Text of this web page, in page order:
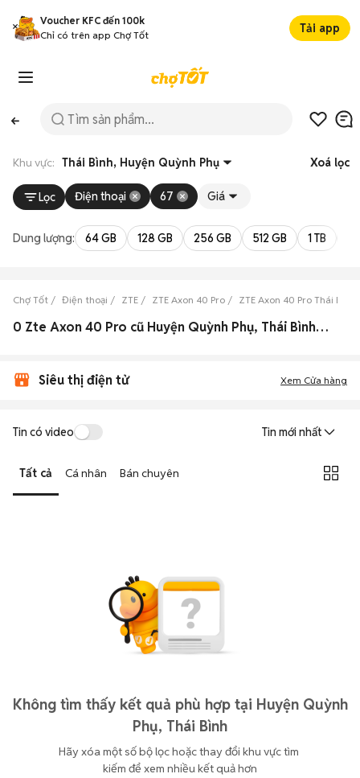
Voucher KFC đến 100k
Chỉ có trên app Chợ Tốt
Tải app
Khu vực: Thái Bình, Huyện Quỳnh Phụ Xoá lọc
Lọc Điện thoại 67 Giá
Dung lượng: 64 GB 128 GB 256 GB 512 GB 1 TB
Chợ Tốt Điện thoại ZTE ZTE Axon 40 Pro ZTE Axon 40 Pro Thái Bình
0 Zte Axon 40 Pro cũ Huyện Quỳnh Phụ, Thái Bình đẹp
Siêu thị điện tử Xem Cửa hàng
Tin có video Tin mới nhất
Tất cả Cá nhân Bán chuyên
Không tìm thấy kết quả phù hợp tại Huyện Quỳnh
Phụ, Thái Bình
Hãy xóa một số bộ lọc hoặc thay đổi khu vực tìm
kiếm để xem nhiều kết quả hơn